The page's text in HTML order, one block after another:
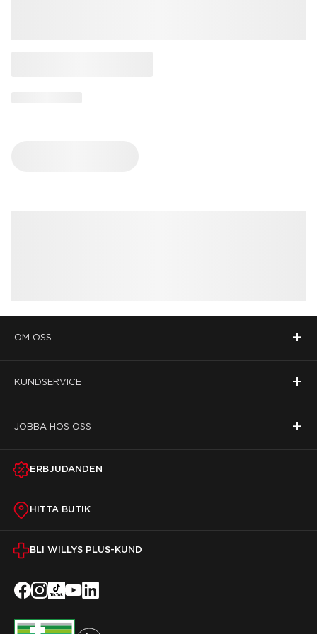
OM OSS +
KUNDSERVICE +
JOBBA HOS OSS +
ERBJUDANDEN
HITTA BUTIK
BLI WILLYS PLUS-KUND